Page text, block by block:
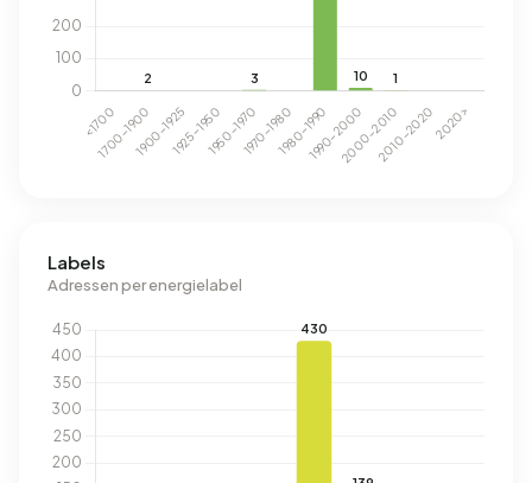
Labels
Adressen per energielabel